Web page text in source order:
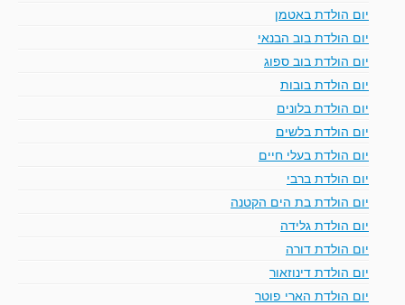
יום הולדת באטמן
יום הולדת בוב הבנאי
יום הולדת בוב ספוג
יום הולדת בובות
יום הולדת בלונים
יום הולדת בלשים
יום הולדת בעלי חיים
יום הולדת ברבי
יום הולדת בת הים הקטנה
יום הולדת גלידה
יום הולדת דורה
יום הולדת דינוזאור
יום הולדת הארי פוטר